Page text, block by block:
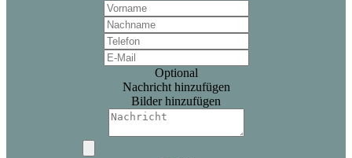
Optional
Nachricht hinzufügen
Bilder hinzufügen